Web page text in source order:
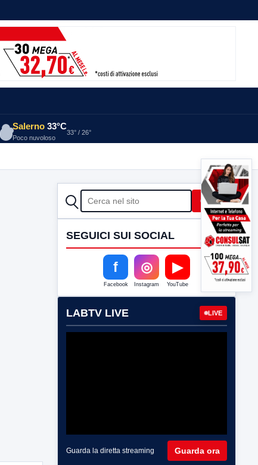
Salerno 33°C
Poco nuvoloso
33° / 26°
CERCA Cerca
SEGUICI SUI SOCIAL
f
Facebook
◎
Instagram
▶
YouTube
LABTV LIVE LIVE
Guarda la diretta streaming Guarda ora